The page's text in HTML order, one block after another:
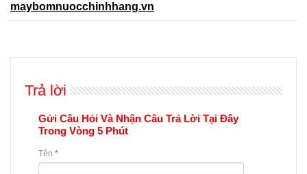
maybomnuocchinhhang.vn
Trả lời
Gửi Câu Hỏi Và Nhận Câu Trả Lời Tại Đây
Trong Vòng 5 Phút
Tên *